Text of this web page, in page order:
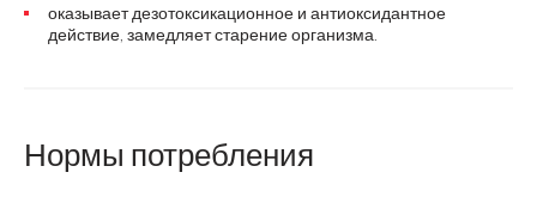
оказывает дезотоксикационное и антиоксидантное
действие, замедляет старение организма.
Нормы потребления